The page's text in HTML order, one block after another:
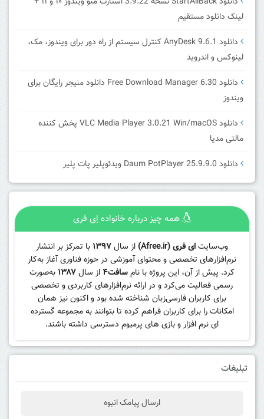
لینک دانلود مستقیم
دانلود AnyDesk 9.6.1 کنترل سیستم از راه دور برای ویندوز، مک،
لینوکس و اندروید
دانلود Free Download Manager 6.30 دانلود منیجر رایگان برای
ویندوز
دانلود VLC Media Player 3.0.21 Win/macOS پخش کننده
مالتی مدیا
دانلود Daum PotPlayer 25.9.9.0 ویدئوپلیر پات پلیر
همه چیز درباره خانواده اِی فری
وب‌سایتای فری (Afree.ir) از سال۱۳۹۷ با تمرکز بر انتشار
نرم‌افزارهای تخصصی و محتوای آموزشی در حوزه فناوری آغاز به‌کار
کرد. پیش از آن، این پروژه با نامسافت۴ از سال۱۳۸۷ به‌صورت
رسمی فعالیت می‌کرد و در ارائه نرم‌افزارهای کاربردی و تخصصی
برای کاربران فارسی‌زبان شناخته شده بود و اکنون نیز همان
امکانات را برای کاربران فراهم کرده تا بتوانند به مجموعه گسترده
ای نرم افزار و بازی های پرمیوم دسترسی داشته باشند.
تبلیغات
ارسال پیامک انبوه